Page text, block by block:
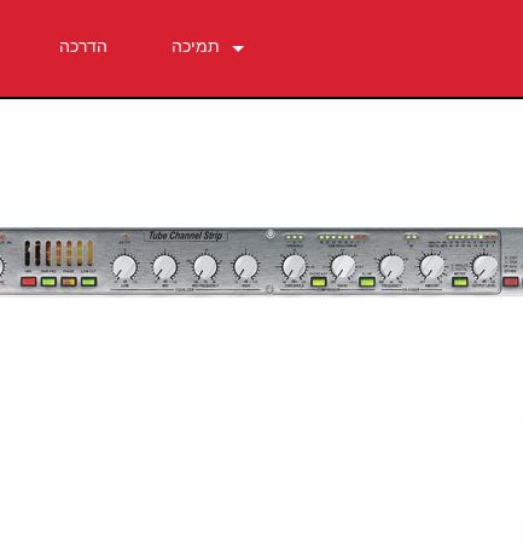
הדרכה תמיכה
הורדות
אחריות
רישום מוצר